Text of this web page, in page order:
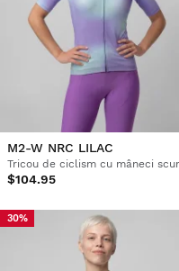
M2-W NRC LILAC
$104.95
30%